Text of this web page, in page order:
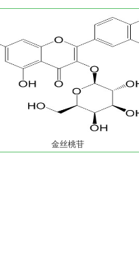
金丝桃苷